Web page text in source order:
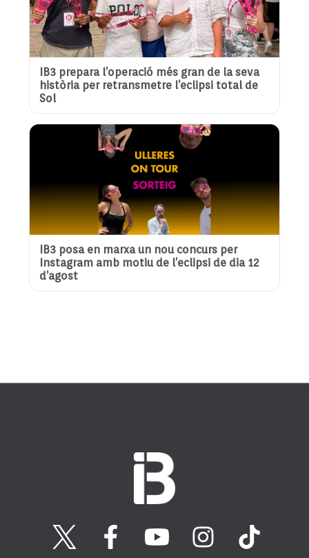
IB3 prepara l’operació més gran de la seva
història per retransmetre l’eclipsi total de
Sol
IB3 posa en marxa un nou concurs per
Instagram amb motiu de l’eclipsi de dia 12
d’agost